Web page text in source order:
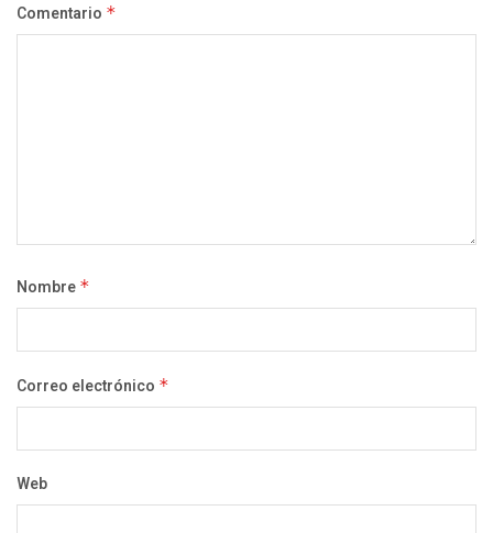
Comentario *
Nombre *
Correo electrónico *
Web